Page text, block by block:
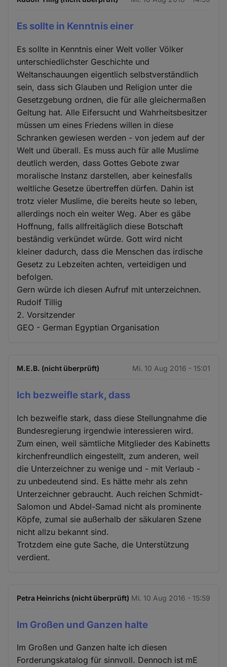
Es sollte in Kenntnis einer
Es sollte in Kenntnis einer Welt voller Völker
unterschiedlichster Geschichte und
Weltanschauungen eigentlich selbstverständlich
sein, dass sich Glauben und Religion unter die
Gesetzgebung ordnen, die für alle gleichermaßen
Geltung hat. Alle Eifersucht und Wahrheitsbesitzer
müssen um eines Friedens willen in diese
Schranken gewiesen werden - von jedem auf der
Welt und überall. Es muss auch für alle Muslime
deutlich werden, dass Gottes Gebote zwar
moralische Instanz darstellen, aber keinesfalls
weltliche Gesetze übertreffen dürfen. Dahin ist
trotz vieler Muslime, die bereits heute so leben,
allerdings noch ein weiter Weg. Aber es gäbe
Hoffnung, falls allfreitäglich diese Botschaft
beständig verkündet würde. Gott wird nicht
kleiner dadurch, dass die Menschen das irdische
Gesetz zu Lebzeiten achten, verteidigen und
befolgen.
Gern würde ich diesen Aufruf mit unterzeichnen.
Rudolf Tillig
2. Vorsitzender
GEO - German Egyptian Organisation
M.E.B. (nicht überprüft) Mi. 10 Aug 2016 - 15:01
Ich bezweifle stark, dass
Ich bezweifle stark, dass diese Stellungnahme die
Bundesregierung irgendwie interessieren wird.
Zum einen, weil sämtliche Mitglieder des Kabinetts
kirchenfreundlich eingestellt, zum anderen, weil
die Unterzeichner zu wenige und - mit Verlaub -
zu unbedeutend sind. Es hätte mehr als zehn
Unterzeichner gebraucht. Auch reichen Schmidt-
Salomon und Abdel-Samad nicht als prominente
Köpfe, zumal sie außerhalb der säkularen Szene
nicht allzu bekannt sind.
Trotzdem eine gute Sache, die Unterstützung
verdient.
Petra Heinrichs (nicht überprüft) Mi. 10 Aug 2016 - 15:59
Im Großen und Ganzen halte
Im Großen und Ganzen halte ich diesen
Forderungskatalog für sinnvoll. Dennoch ist mE